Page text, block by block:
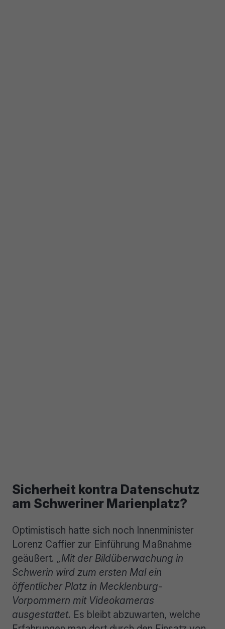
Sicherheit kontra Datenschutz
am Schweriner Marienplatz?
Optimistisch hatte sich noch Innenminister
Lorenz Caffier zur Einführung Maßnahme
geäußert. „Mit der Bildüberwachung in
Schwerin wird zum ersten Mal ein
öffentlicher Platz in Mecklenburg-
Vorpommern mit Videokameras
ausgestattet. Es bleibt abzuwarten, welche